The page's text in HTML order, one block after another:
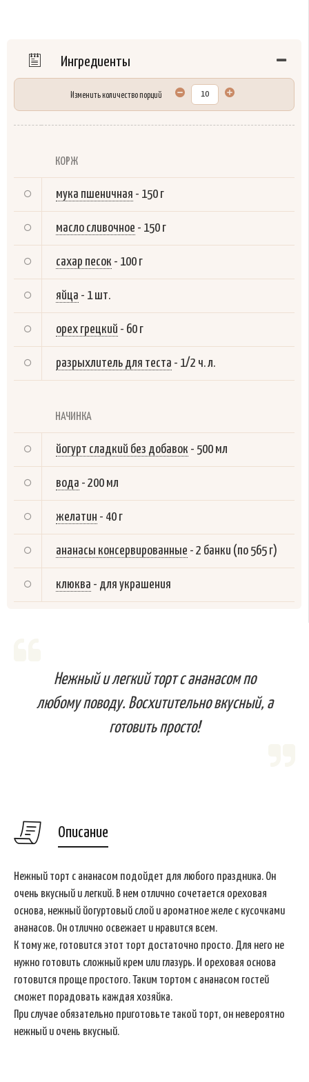
Ингредиенты
Изменить количество порций
КОРЖ
мука пшеничная - 150 г
масло сливочное - 150 г
сахар песок - 100 г
яйца - 1 шт.
орех грецкий - 60 г
разрыхлитель для теста - 1/2 ч. л.
НАЧИНКА
йогурт сладкий без добавок - 500 мл
вода - 200 мл
желатин - 40 г
ананасы консервированные - 2 банки (по 565 г)
клюква - для украшения
Нежный и легкий торт с ананасом по
любому поводу. Восхитительно вкусный, а
готовить просто!
Описание
Нежный торт с ананасом подойдет для любого праздника. Он
очень вкусный и легкий. В нем отлично сочетается ореховая
основа, нежный йогуртовый слой и ароматное желе с кусочками
ананасов. Он отлично освежает и нравится всем.
К тому же, готовится этот торт достаточно просто. Для него не
нужно готовить сложный крем или глазурь. И ореховая основа
готовится проще простого. Таким тортом с ананасом гостей
сможет порадовать каждая хозяйка.
При случае обязательно приготовьте такой торт, он невероятно
нежный и очень вкусный.